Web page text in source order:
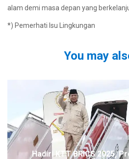
alam demi masa depan yang
*) Pemerhati Isu Lingkungan
You may
Hadiri KTT BRICS 2025,